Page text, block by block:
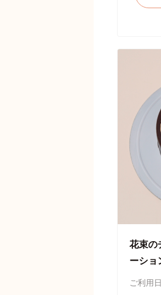
花束の
ーショ
ご利用